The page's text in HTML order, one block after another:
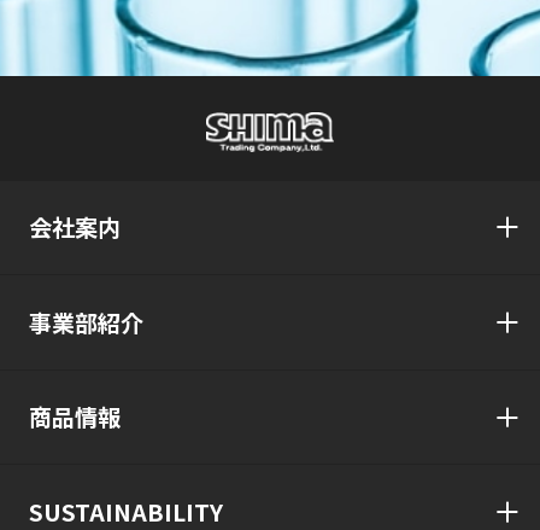
会社案内
事業部紹介
商品情報
SUSTAINABILITY